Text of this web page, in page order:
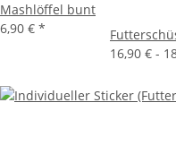
Mashlöffel bunt
6,90 € *
16,90 € -